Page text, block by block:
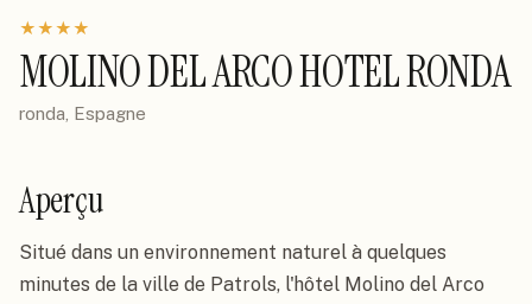
★★★★
MOLINO DEL ARCO HOTEL RONDA
ronda, Espagne
Aperçu
Situé dans un environnement naturel à quelques
minutes de la ville de Patrols, l'hôtel Molino del Arco